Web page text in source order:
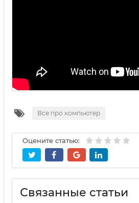
Все про компьютер
Оцените статью:
Связанные статьи